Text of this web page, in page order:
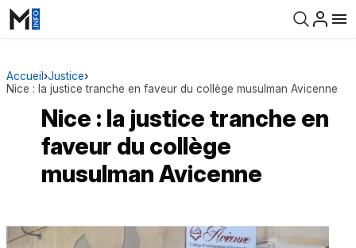
Accueil ›Justice›
Nice : la justice tranche en faveur du collège musulman Avicenne
Nice : la justice tranche en
faveur du collège
musulman Avicenne